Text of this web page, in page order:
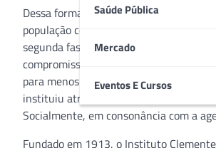
Saúde Pública
Mercado
Eventos E Cursos
Dessa forma, é fundamental que
população contra a tuberculose e
segunda fase do Plano Nacional pelo
compromissos internacionais, como a
para menos de 10 casos por 100 mil
instituiu através do Decreto n °
Socialmente, em consonância com a
Fundado em 1913, o Instituto